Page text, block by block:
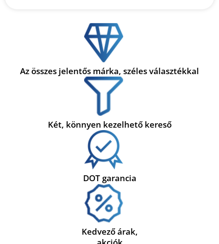
Az összes jelentős márka, széles választékkal
Két, könnyen kezelhető kereső
DOT garancia
Kedvező árak,